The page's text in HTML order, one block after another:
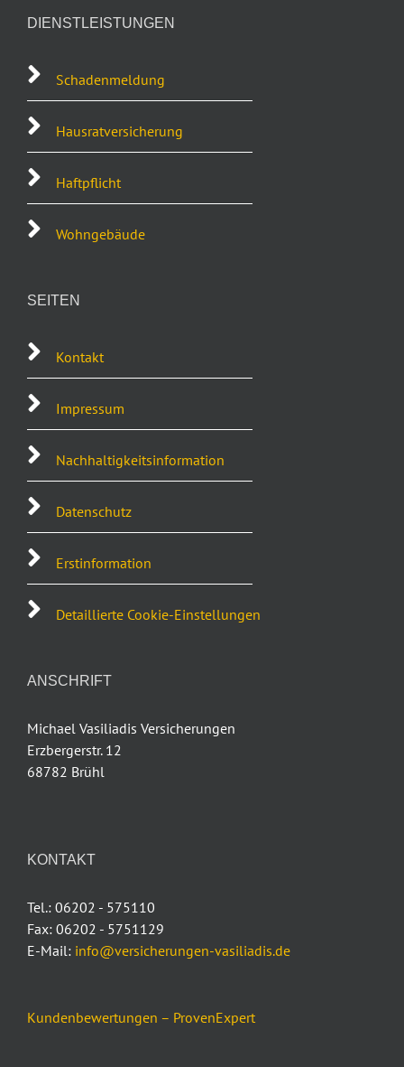
DIENSTLEISTUNGEN
Schadenmeldung
Hausratversicherung
Haftpflicht
Wohngebäude
SEITEN
Kontakt
Impressum
Nachhaltigkeitsinformation
Datenschutz
Erstinformation
Detaillierte Cookie-Einstellungen
ANSCHRIFT
Michael Vasiliadis Versicherungen
Erzbergerstr. 12
68782 Brühl
KONTAKT
Tel.: 06202 - 575110
Fax: 06202 - 5751129
E-Mail: info@versicherungen-vasiliadis.de
Kundenbewertungen – ProvenExpert